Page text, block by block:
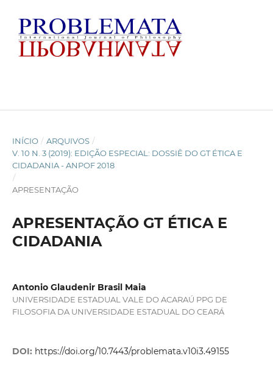
INÍCIO / ARQUIVOS /
V. 10 N. 3 (2019): EDIÇÃO ESPECIAL: DOSSIÊ DO GT ÉTICA E
CIDADANIA - ANPOF 2018
/
APRESENTAÇÃO
APRESENTAÇÃO GT ÉTICA E
CIDADANIA
Antonio Glaudenir Brasil Maia
UNIVERSIDADE ESTADUAL VALE DO ACARAÚ PPG DE
FILOSOFIA DA UNIVERSIDADE ESTADUAL DO CEARÁ
DOI: https://doi.org/10.7443/problemata.v10i3.49155